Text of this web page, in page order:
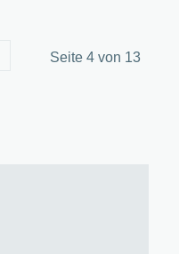
Seite 4 von 13